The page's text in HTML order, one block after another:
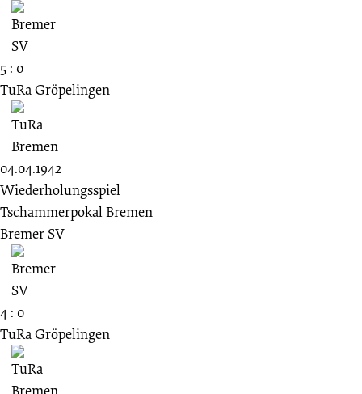
5 : 0
TuRa Gröpelingen
04.04.1942
Wiederholungsspiel
Tschammerpokal Bremen
Bremer SV
4 : 0
TuRa Gröpelingen